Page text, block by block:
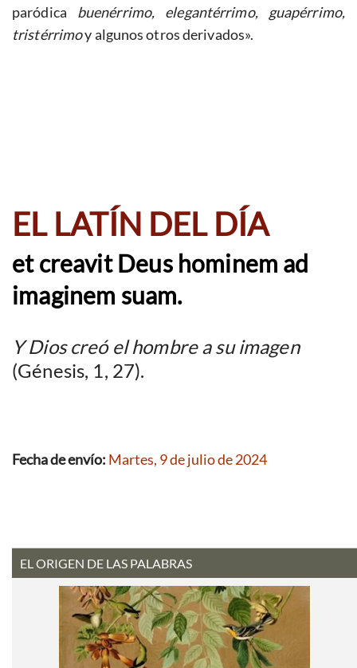
paródica buenérrimo, elegantérrimo, guapérrimo,
tristérrimoy algunos otros derivados».
EL LATÍN DEL DÍA
et creavit Deus hominem ad
imaginem suam.
Y Dios creó el hombre a su imagen
(Génesis, 1, 27).
Fecha de envío: Martes, 9 de julio de 2024
EL ORIGEN DE LAS PALABRAS